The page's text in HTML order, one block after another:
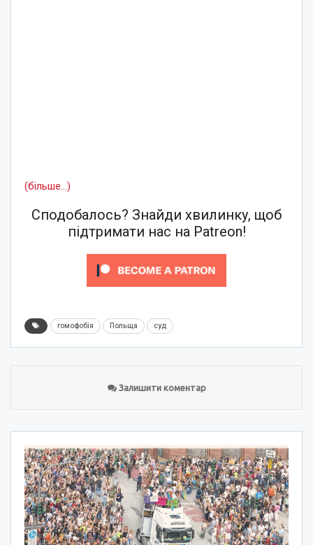
(більше…)
Сподобалось? Знайди хвилинку, щоб
підтримати нас на Patreon!
гомофобія Польща суд
Залишити коментар